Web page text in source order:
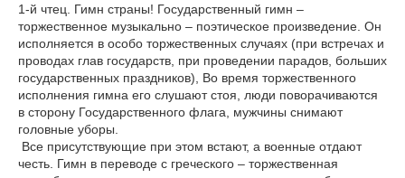
1-й чтец. Гимн страны! Государственный гимн –
торжественное музыкально – поэтическое произведение. Он
исполняется в особо торжественных случаях (при встречах и
проводах глав государств, при проведении парадов, больших
государственных праздников), Во время торжественного
исполнения гимна его слушают стоя, люди поворачиваются
в сторону Государственного флага, мужчины снимают
головные уборы.
Все присутствующие при этом встают, а военные отдают
честь. Гимн в переводе с греческого – торжественная